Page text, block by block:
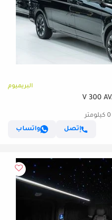
البريميوم
0 كيلومتر
إتصل
واتساب